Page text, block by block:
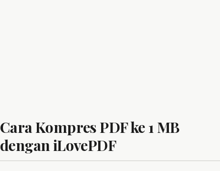
Cara Kompres PDF ke 1 MB
dengan iLovePDF